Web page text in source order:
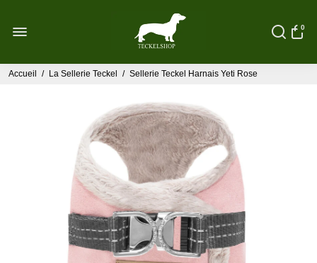
0
Accueil / La Sellerie Teckel / Sellerie Teckel Harnais Yeti Rose